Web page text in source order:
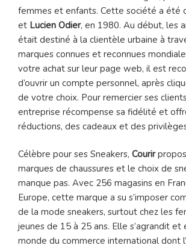
femmes et enfants. Cette société a été
et Lucien Odier, en 1980. Au début, les
était destiné à la clientèle urbaine à
marques connues et reconnues
votre achat sur leur page web, il est
d’ouvrir un compte personnel, après
de votre choix. Pour remercier ses
entreprise récompense sa fidélité et
réductions, des cadeaux et des
Célèbre pour ses Sneakers, Courir
marques de chaussures et le choix de
manque pas. Avec 256 magasins en
Europe, cette marque a su s’imposer
de la mode sneakers, surtout chez les
jeunes de 15 à 25 ans. Elle s’agrandit et
monde du commerce international dont